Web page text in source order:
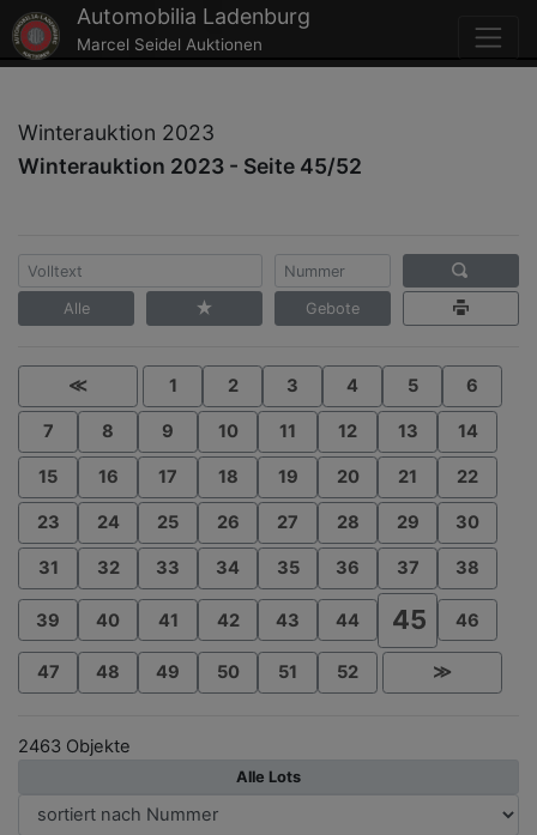
Automobilia Ladenburg
Marcel Seidel Auktionen
Winterauktion 2023
Winterauktion 2023 - Seite 45/52
Alle Gebote
≪ 1 2 3 4 5 6
7 8 9 10 11 12 13 14
15 16 17 18 19 20 21 22
23 24 25 26 27 28 29 30
31 32 33 34 35 36 37 38
39 40 41 42 43 44 45 46
47 48 49 50 51 52 ≫
2463 Objekte
Alle Lots